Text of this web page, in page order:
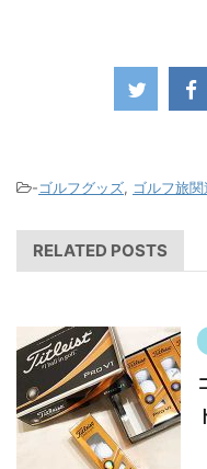
-ゴルフグッズ, ゴルフ旅関
RELATED POSTS